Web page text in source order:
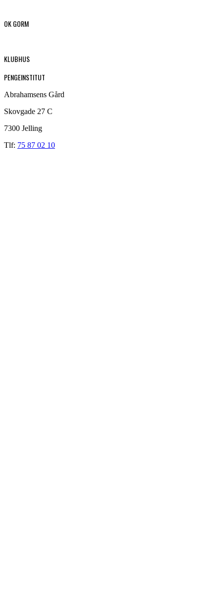
OK GORM
KLUBHUS
PENGEINSTITUT
Abrahamsens Gård
Skovgade 27 C
7300 Jelling
Tlf: 75 87 02 10